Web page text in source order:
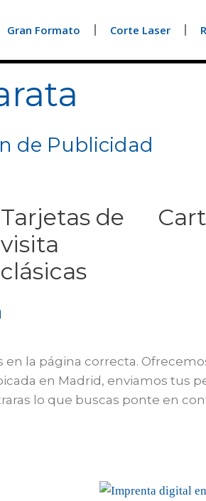
Gran Formato Corte Laser
de Publicidad
Tarjetas de
visita
clásicas
en la página correcta.
en Madrid, enviamos tus
lo que buscas ponte en